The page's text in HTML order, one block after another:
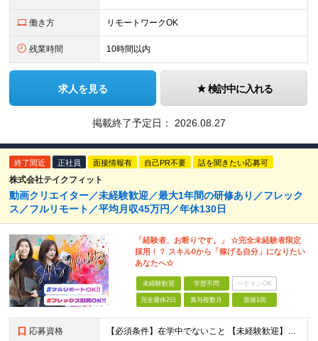
働き方 リモートワークOK
残業時間 10時間以内
求人を見る 検討中に入れる
掲載終了予定日： 2026.08.27
終了間近 正社員 面接情報有 自己PR不要 話を聞きたい応募可
株式会社テイクフィット
動画クリエイター／未経験歓迎／最大1年間の研修あり／フレック
ス／フルリモート／平均月収45万円／年休130日
「経験者、お断りです。」 ☆完全未経験者限定
採用！？ スキル0から「稼げる自分」になりたい
あなたへ☆
未経験歓迎 学歴不問 ベテランOK
完全週休2日 賞与複数月 面接1回
応募資格 【必須条件】在学中でないこと 【未経験歓迎】学歴不問／職種未経験／業種未経験／第二新卒／ブランクOK ★未経験歓迎 ★第二新卒歓迎 ★異業種からの入社メンバー95％以上 ★学歴・経験不問 ★主夫・主